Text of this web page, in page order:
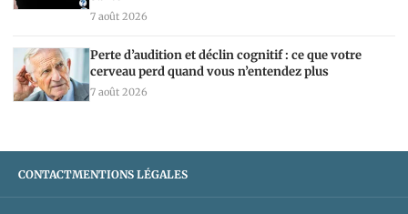
7 août 2026
Perte d’audition et déclin cognitif : ce que votre
cerveau perd quand vous n’entendez plus
7 août 2026
CONTACTMENTIONS LÉGALES